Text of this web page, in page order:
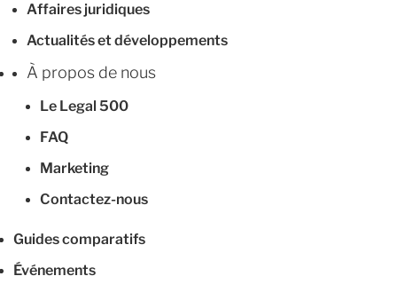
Affaires juridiques
Actualités et développements
À propos de nous
Le Legal 500
FAQ
Marketing
Contactez-nous
Guides comparatifs
Événements